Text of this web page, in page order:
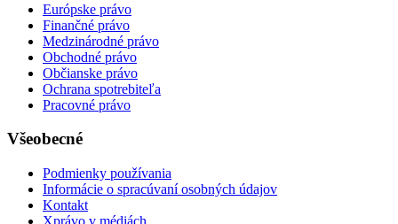
Európske právo
Finančné právo
Medzinárodné právo
Obchodné právo
Občianske právo
Ochrana spotrebiteľa
Pracovné právo
Všeobecné
Podmienky používania
Informácie o spracúvaní osobných údajov
Kontakt
Xprávo v médiách